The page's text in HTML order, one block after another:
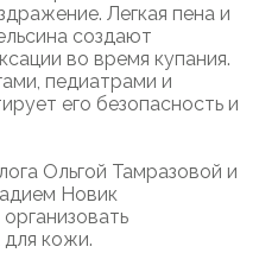
Легкая пена и
создают
во время купания.
педиатрами и
его безопасность и
Ольгой Тамразовой и
Новик
кожи.